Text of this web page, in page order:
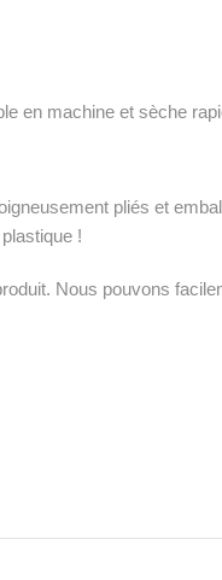
en machine et sèche
pliés et
!
Nous pouvons